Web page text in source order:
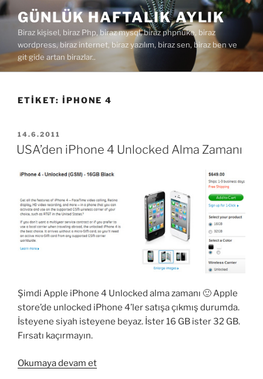
İçeriğe
geç
GÜNLÜK HAFTALIK AYLIK
Biraz kişisel, biraz Php, biraz mysql, biraz phpnuke, biraz
wordpress, biraz internet, biraz yazılım, biraz sen, biraz ben ve
git gide artan birazlar..
ETIKET: IPHONE 4
YAYIM
TARIHI
14.6.2011
USA’den iPhone 4 Unlocked Alma Zamanı
Şimdi Apple iPhone 4 Unlocked alma zamanı 🙂 Apple
store’de unlocked iPhone 4’ler satışa çıkmış durumda.
İsteyene siyah isteyene beyaz. İster 16 GB ister 32 GB.
Fırsatı kaçırmayın.
Okumaya devam et“USA’den